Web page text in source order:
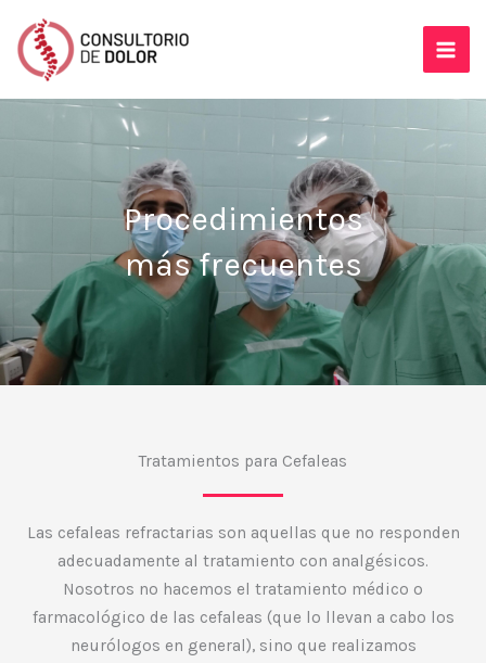
contenido
Procedimientos
más frecuentes
Tratamientos para Cefaleas
Las cefaleas refractarias son aquellas que no responden
adecuadamente al tratamiento con analgésicos.
Nosotros no hacemos el tratamiento médico o
farmacológico de las cefaleas (que lo llevan a cabo los
neurólogos en general), sino que realizamos